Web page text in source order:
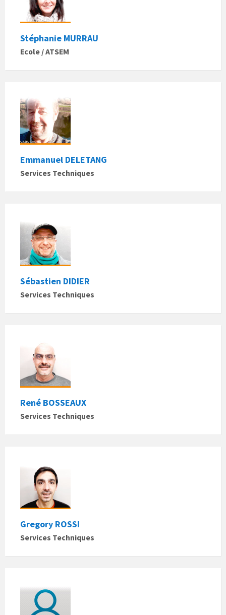
Stéphanie MURRAU
Ecole / ATSEM
Emmanuel DELETANG
Services Techniques
Sébastien DIDIER
Services Techniques
René BOSSEAUX
Services Techniques
Gregory ROSSI
Services Techniques